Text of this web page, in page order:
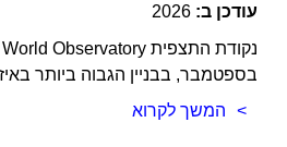
עודכן ב: 2026
בספטמבר, בבניין הגבוה ביותר באיזור בקומות 100 ו- 101…
המשך לקרוא